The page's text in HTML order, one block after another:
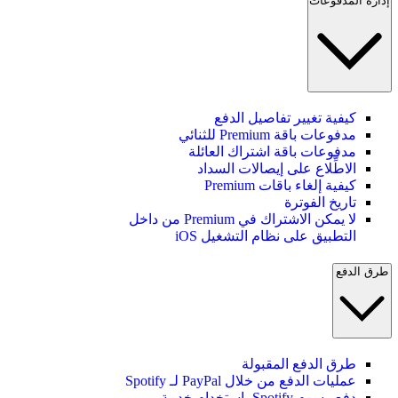
كيفية تغيير تفاصيل الدفع
مدفوعات باقة Premium للثنائي
مدفوعات باقة اشتراك العائلة
الاطِّلاع على إيصالات السداد
كيفية إلغاء باقات Premium
تاريخ الفوترة
لا يمكن الاشتراك في Premium من داخل
التطبيق على نظام التشغيل iOS
طرق الدفع
طرق الدفع المقبولة
عمليات الدفع من خلال PayPal لـ Spotify